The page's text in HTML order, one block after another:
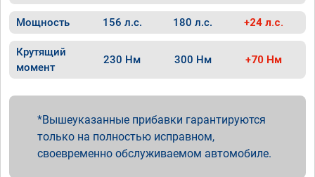
Мощность 156 л.с. 180 л.с. +24 л.с.
Крутящий
момент
230 Нм 300 Нм +70 Нм
Вышеуказанные прибавки гарантируются
только на полностью исправном,
своевременно обслуживаемом автомобиле.